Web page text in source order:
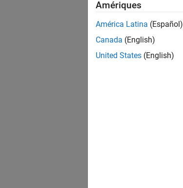
Amériques
América Latina (Español)
Canada (English)
United States (English)